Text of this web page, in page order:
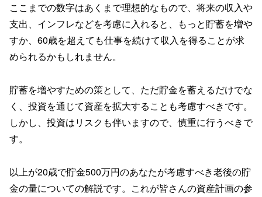
ここまでの数字はあくまで理想的なもので、将来の収入や
支出、インフレなどを考慮に入れると、もっと貯蓄を増や
すか、60歳を超えても仕事を続けて収入を得ることが求
められるかもしれません。
貯蓄を増やすための策として、ただ貯金を蓄えるだけでな
く、投資を通じて資産を拡大することも考慮すべきです。
しかし、投資はリスクも伴いますので、慎重に行うべきで
す。
以上が20歳で貯金500万円のあなたが考慮すべき老後の貯
金の量についての解説です。これが皆さんの資産計画の参